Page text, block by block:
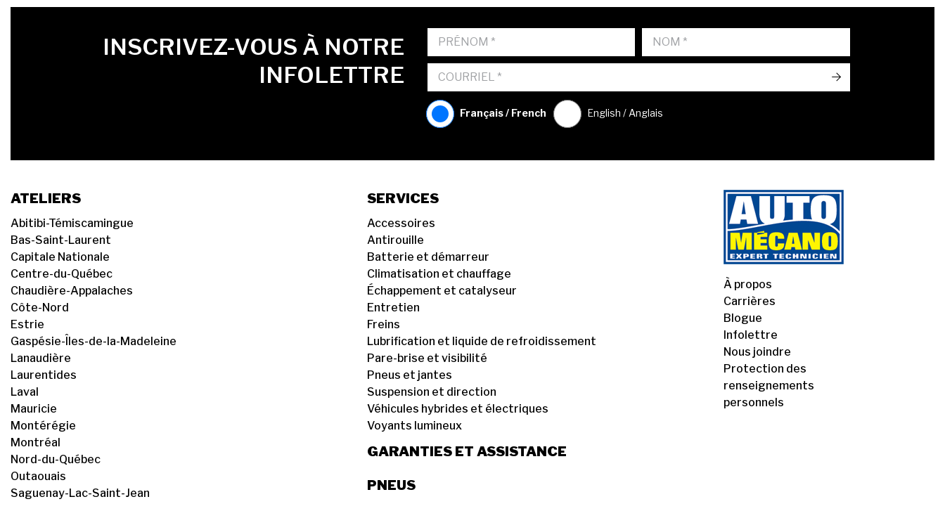
PRÉNOM
LAST NAME
INSCRIVEZ-VOUS À NOTRE
INFOLETTRE
LANGUE
Français / French English / Anglais
->
ATELIERS
Abitibi-Témiscamingue
Bas-Saint-Laurent
Capitale Nationale
Centre-du-Québec
Chaudière-Appalaches
Côte-Nord
Estrie
Gaspésie-Îles-de-la-Madeleine
Lanaudière
Laurentides
Laval
Mauricie
Montérégie
Montréal
Nord-du-Québec
Outaouais
Saguenay-Lac-Saint-Jean
SERVICES
Accessoires
Antirouille
Batterie et démarreur
Climatisation et chauffage
Échappement et catalyseur
Entretien
Freins
Lubrification et liquide de refroidissement
Pare-brise et visibilité
Pneus et jantes
Suspension et direction
Véhicules hybrides et électriques
Voyants lumineux
GARANTIES ET ASSISTANCE
PNEUS
À propos
Carrières
Blogue
Infolettre
Nous joindre
Protection des
renseignements
personnels